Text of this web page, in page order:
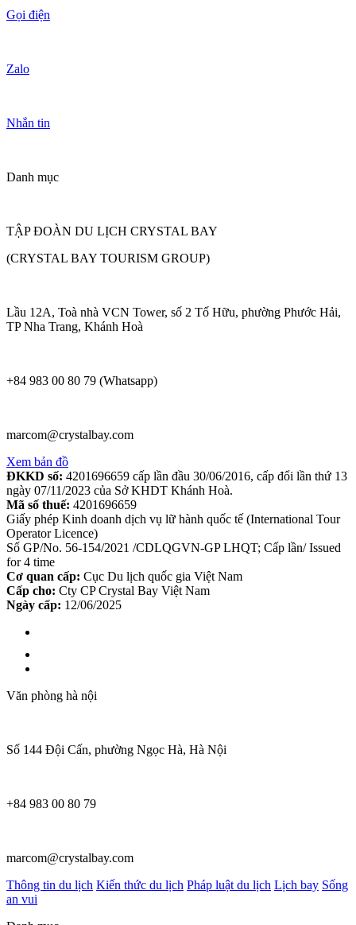
Gọi điện
Zalo
Nhắn tin
Danh mục
TẬP ĐOÀN DU LỊCH CRYSTAL BAY
(CRYSTAL BAY TOURISM GROUP)
Lầu 12A, Toà nhà VCN Tower, số 2 Tố Hữu, phường Phước Hải,
TP Nha Trang, Khánh Hoà
+84 983 00 80 79 (Whatsapp)
marcom@crystalbay.com
Xem bản đồ
ĐKKD số: 4201696659 cấp lần đầu 30/06/2016, cấp đổi lần thứ 13
ngày 07/11/2023 của Sở KHDT Khánh Hoà.
Mã số thuế: 4201696659
Giấy phép Kinh doanh dịch vụ lữ hành quốc tế (International Tour
Operator Licence)
Số GP/No. 56-154/2021 /CDLQGVN-GP LHQT; Cấp lần/ Issued
for 4 time
Cơ quan cấp: Cục Du lịch quốc gia Việt Nam
Cấp cho: Cty CP Crystal Bay Việt Nam
Ngày cấp: 12/06/2025
Văn phòng hà nội
Số 144 Đội Cấn, phường Ngọc Hà, Hà Nội
+84 983 00 80 79
marcom@crystalbay.com
Thông tin du lịch Kiến thức du lịch Pháp luật du lịch Lịch bay Sống
an vui